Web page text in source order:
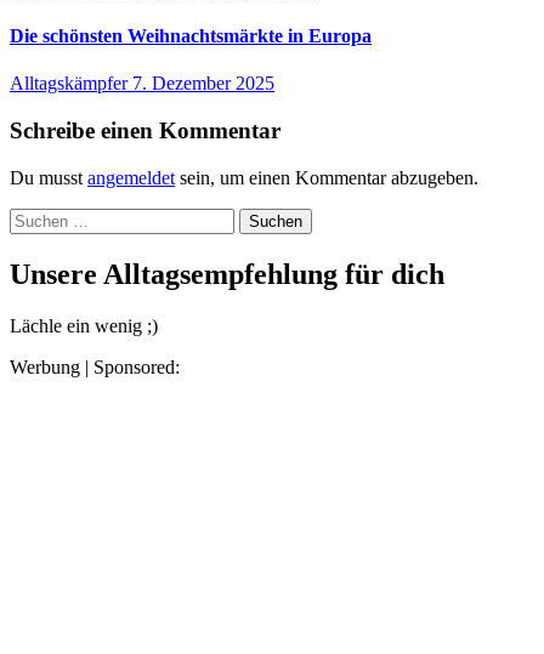
Die schönsten Weihnachtsmärkte in Europa
Alltagskämpfer 7. Dezember 2025
Schreibe einen Kommentar
Du musst angemeldet sein, um einen Kommentar abzugeben.
Suchen
nach:
Unsere Alltagsempfehlung für dich
Lächle ein wenig ;)
Werbung | Sponsored: